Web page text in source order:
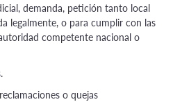
demanda, petición tanto local
legalmente, o para cumplir con las
competente nacional o
o quejas